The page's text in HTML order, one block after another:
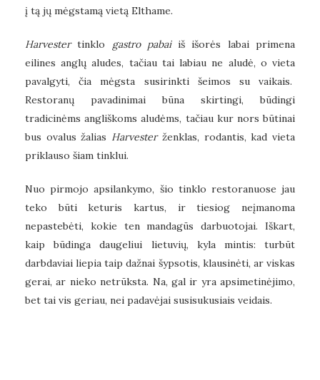
į tą jų mėgstamą vietą Elthame.
Harvestertinklo gastro pabaiiš išorės labai primena
eilines anglų aludes, tačiau tai labiau ne aludė, o vieta
pavalgyti, čia mėgsta susirinkti šeimos su vaikais.
Restoranų pavadinimai būna skirtingi, būdingi
tradicinėms angliškoms aludėms, tačiau kur nors būtinai
bus ovalus žalias Harvesterženklas, rodantis, kad vieta
priklauso šiam tinklui.
Nuo pirmojo apsilankymo, šio tinklo restoranuose jau
teko būti keturis kartus, ir tiesiog neįmanoma
nepastebėti, kokie ten mandagūs darbuotojai. Iškart,
kaip būdinga daugeliui lietuvių, kyla mintis: turbūt
darbdaviai liepia taip dažnai šypsotis, klausinėti, ar viskas
gerai, ar nieko netrūksta. Na, gal ir yra apsimetinėjimo,
bet tai vis geriau, nei padavėjai susisukusiais veidais.